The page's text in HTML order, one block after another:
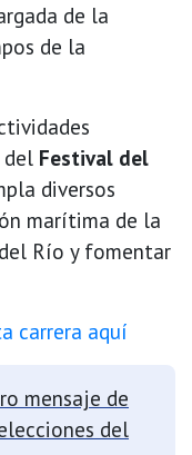
de la
de la
del Festival del
diversos
marítima de la
Río y fomentar
carrera aquí
mensaje de
del